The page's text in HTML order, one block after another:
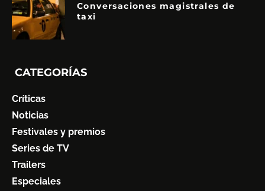
Conversaciones magistrales de
taxi
CATEGORÍAS
Críticas
Noticias
Festivales y premios
Series de TV
Trailers
Especiales